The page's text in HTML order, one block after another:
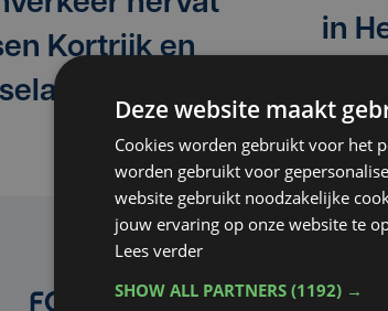
Kortrijk en
in
Deze website maakt
Cookies worden gebruikt voor het
worden gebruikt voor
website gebruikt noodzakelijke
jouw ervaring op onze website te
Lees verder
SHOW ALL PARTNERS (1192) →